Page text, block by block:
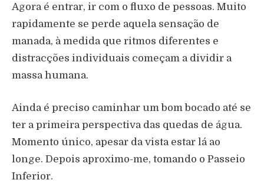
Agora é entrar, ir com o fluxo de pessoas. Muito
rapidamente se perde aquela sensação de
manada, à medida que ritmos diferentes e
distracções individuais começam a dividir a
massa humana.
Ainda é preciso caminhar um bom bocado até se
ter a primeira perspectiva das quedas de água.
Momento único, apesar da vista estar lá ao
longe. Depois aproximo-me, tomando o Passeio
Inferior.